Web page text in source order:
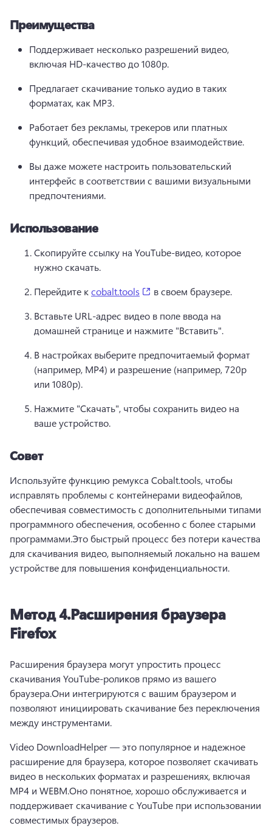
Преимущества
Поддерживает несколько разрешений видео,
включая HD-качество до 1080p.
Предлагает скачивание только аудио в таких
форматах, как MP3.
Работает без рекламы, трекеров или платных
функций, обеспечивая удобное взаимодействие.
Вы даже можете настроить пользовательский
интерфейс в соответствии с вашими визуальными
предпочтениями.
Использование
Скопируйте ссылку на YouTube-видео, которое
нужно скачать.
Перейдите к cobalt.tools (opens in a new tab)
в своем браузере.
Вставьте URL-адрес видео в поле ввода на
домашней странице и нажмите "Вставить".
В настройках выберите предпочитаемый формат
(например, MP4) и разрешение (например, 720p
или 1080p).
Нажмите "Скачать", чтобы сохранить видео на
ваше устройство.
Совет
Используйте функцию ремукса Cobalt.tools, чтобы
исправлять проблемы с контейнерами видеофайлов,
обеспечивая совместимость с дополнительными типами
программного обеспечения, особенно с более старыми
программами.Это быстрый процесс без потери качества
для скачивания видео, выполняемый локально на вашем
устройстве для повышения конфиденциальности.
Метод 4.Расширения браузера
Firefox
Расширения браузера могут упростить процесс
скачивания YouTube-роликов прямо из вашего
браузера.Они интегрируются с вашим браузером и
позволяют инициировать скачивание без переключения
между инструментами.
Video DownloadHelper — это популярное и надежное
расширение для браузера, которое позволяет скачивать
видео в нескольких форматах и разрешениях, включая
MP4 и WEBM.Оно понятное, хорошо обслуживается и
поддерживает скачивание с YouTube при использовании
совместимых браузеров.